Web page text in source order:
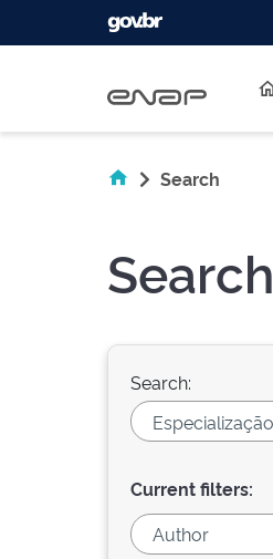
Search
Search
Search:
Current filters: